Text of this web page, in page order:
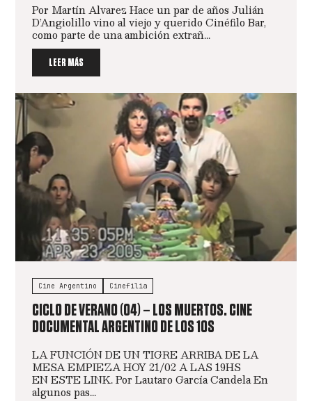
Por Martín Alvarez Hace un par de años Julián
D’Angiolillo vino al viejo y querido Cinéfilo Bar,
como parte de una ambición extrañ...
LEER MÁS
Cine Argentino Cinefilia
CICLO DE VERANO (04) – LOS MUERTOS. CINE
DOCUMENTAL ARGENTINO DE LOS 10S
LA FUNCIÓN DE UN TIGRE ARRIBA DE LA
MESA EMPIEZA HOY 21/02 A LAS 19HS
EN ESTE LINK. Por Lautaro García Candela En
algunos pas...